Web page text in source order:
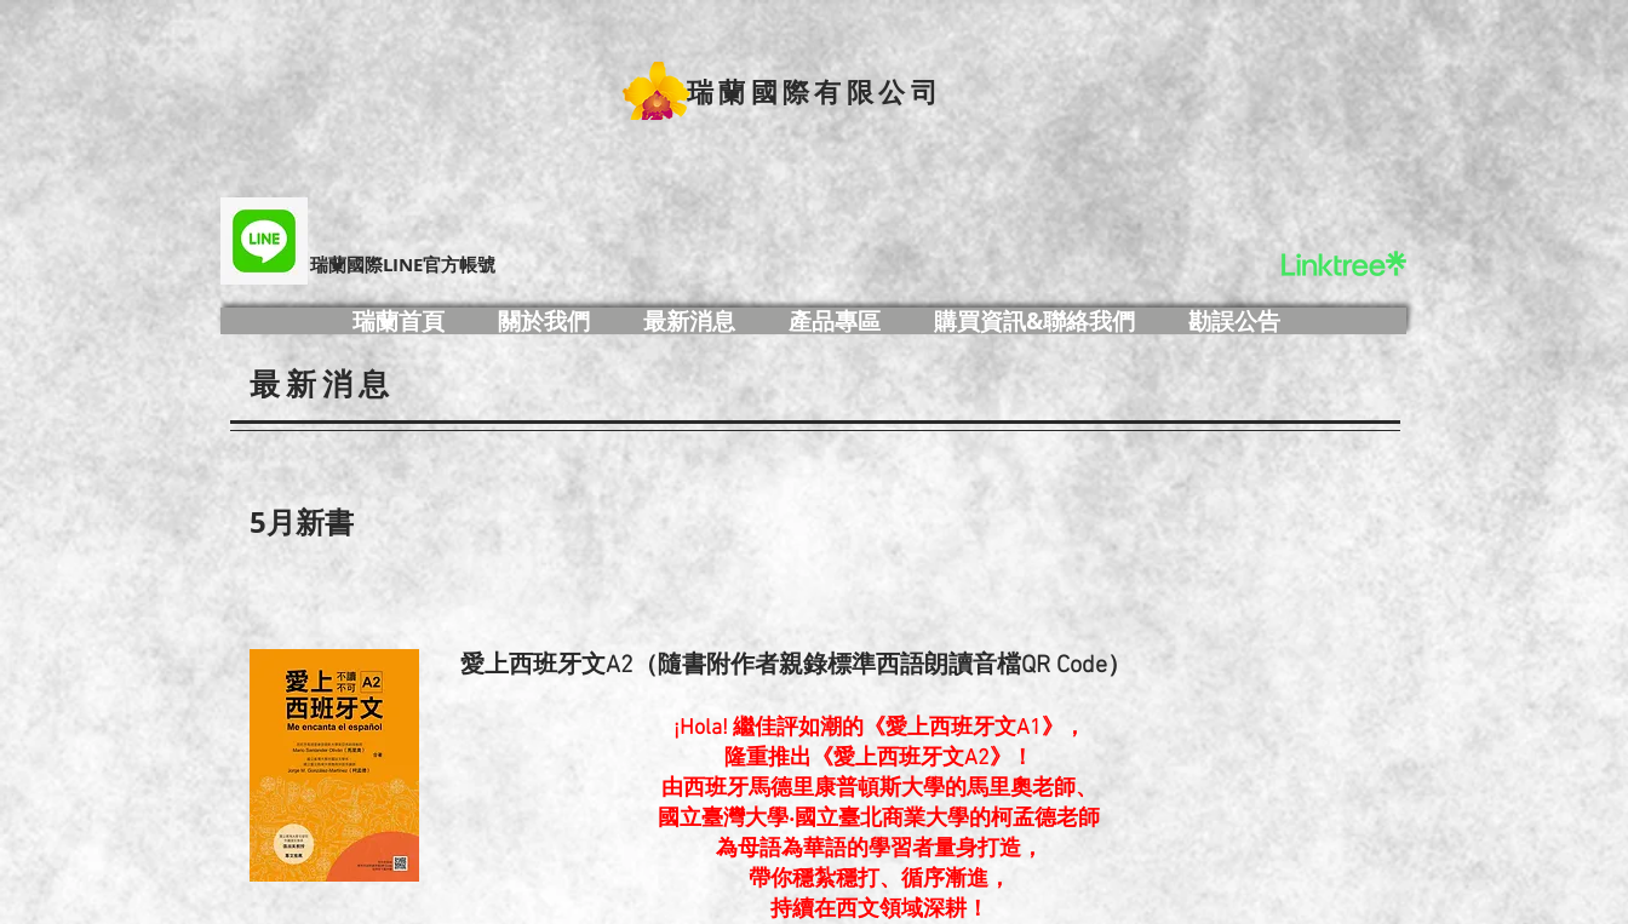
瑞蘭國際有限公司
​瑞蘭國際LINE官方帳號
瑞蘭首頁 關於我們 最新消息 產品專區 購買資訊&聯絡我們 勘誤公告
最新消息
​5月新書
愛上西班牙文A2（隨書附作者親錄標準西語朗讀音檔QR Code）
¡Hola! 繼佳評如潮的《愛上西班牙文A1》，
隆重推出《愛上西班牙文A2》！
由西班牙馬德里康普頓斯大學的馬里奧老師、
國立臺灣大學‧國立臺北商業大學的柯孟德老師
為母語為華語的學習者量身打造，
帶你穩紮穩打、循序漸進，
持續在西文領域深耕！